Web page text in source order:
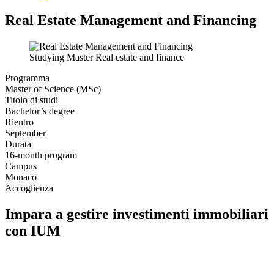
Real Estate Management and Financing
Studying Master Real estate and finance
Programma
Master of Science (MSc)
Titolo di studi
Bachelor’s degree
Rientro
September
Durata
16-month program
Campus
Monaco
Accoglienza
Impara a gestire investimenti immobiliari
con IUM